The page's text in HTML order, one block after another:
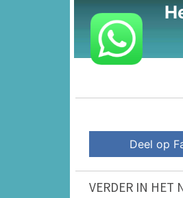
Deel op
VERDER IN HET